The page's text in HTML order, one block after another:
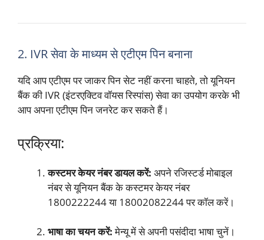
2. IVR सेवा के माध्यम से एटीएम पिन बनाना
यदि आप एटीएम पर जाकर पिन सेट नहीं करना चाहते, तो यूनियन
बैंक की IVR (इंटरएक्टिव वॉयस रिस्पांस) सेवा का उपयोग करके भी
आप अपना एटीएम पिन जनरेट कर सकते हैं।
प्रक्रिया:
कस्टमर केयर नंबर डायल करें: अपने रजिस्टर्ड मोबाइल
नंबर से यूनियन बैंक के कस्टमर केयर नंबर
1800222244 या 18002082244 पर कॉल करें।
भाषा का चयन करें:मेन्यू में से अपनी पसंदीदा भाषा चुनें।